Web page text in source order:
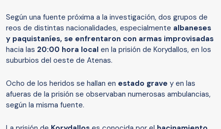
Según una fuente próxima a la investigación, dos grupos de
reos de distintas nacionalidades, especialmente albaneses
y paquistaníes, se enfrentaron con armas improvisadas
hacia las 20:00 hora local en la prisión de Korydallos, en los
suburbios del oeste de Atenas.
Ocho de los heridos se hallan en estado grave y en las
afueras de la prisión se observaban numerosas ambulancias,
según la misma fuente.